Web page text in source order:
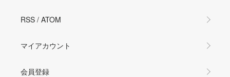
RSS / ATOM
マイアカウント
会員登録